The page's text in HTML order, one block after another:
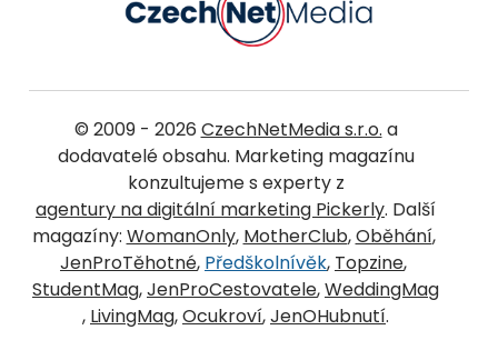
© 2009 - 2026 CzechNetMedia s.r.o. a
dodavatelé obsahu. Marketing magazínu
konzultujeme s experty z
agentury na digitální marketing Pickerly. Další
magazíny: WomanOnly, MotherClub,Oběhání,
JenProTěhotné, Předškolnívěk, Topzine,
StudentMag,JenProCestovatele,WeddingMag
, LivingMag,Ocukroví,JenOHubnutí.